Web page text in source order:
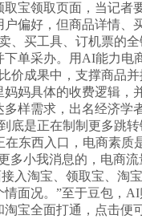
宝领取页面，当记者
偏好，但商品详情
、买工具、订机票的
单采办。用AI能力电
价成果中，支撑商品
妈具体的收费逻辑
样需求，出名经济
底是正在制制更多跳
东西入口，电商素
多小我消息的，电商
入淘宝、领取宝、淘
面况。”至于豆包，
宝全面打通，点击